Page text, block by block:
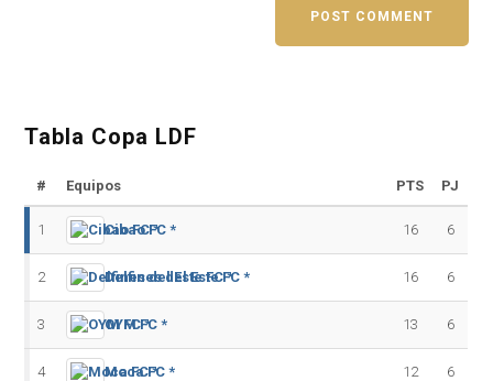
Tabla Copa LDF
# Equipos PTS PJ
1 Cibao FC * 16 6
2 Delfines del Este FC * 16 6
3 OYM FC * 13 6
4 Moca FC * 12 6